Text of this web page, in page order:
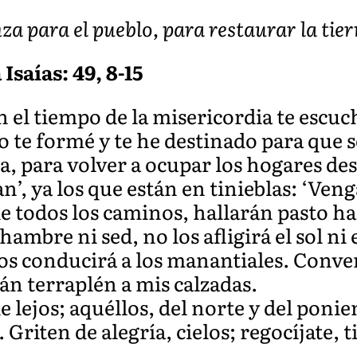
para el pueblo, para restaurar la
49, 8-15
el tiempo de la misericordia te
te formé y te he destinado para que
para volver a ocupar los hogares
ya los que están en tinieblas:
todos los caminos, hallarán pasto
ni sed, no los afligirá el sol ni
conducirá a los manantiales.
terraplén a mis calzadas.
lejos; aquéllos, del norte y del
Griten de alegría, cielos; regocíjate,